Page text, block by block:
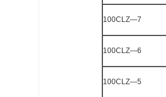
100CLZ—7
100CLZ—6
100CLZ—5